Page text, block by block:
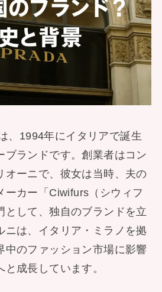
、1994年にイタリアで誕生
ブランドです。創業者はコン
オーニで、彼女は当時、夫の
ーカー「Ciwifurs（シウィフ
として、独自のブランドを立
ニは、イタリア・ミラノを拠
中のファッション市場に影響
成長しています。